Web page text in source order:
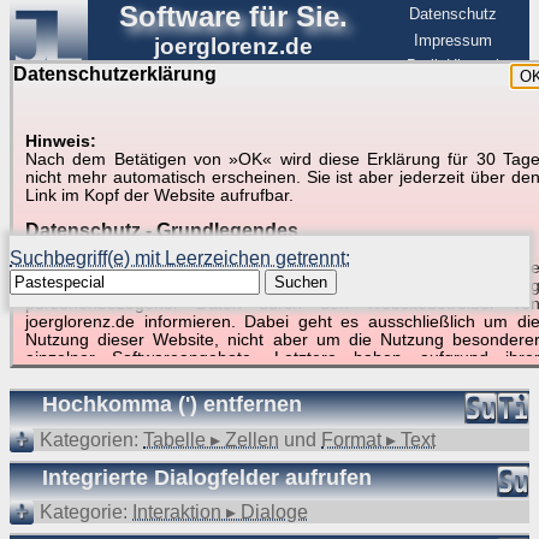
Datenschutzerklärung
Hinweis:
Nach dem Betätigen von »OK« wird diese Erklärung für 30 Tage
nicht mehr automatisch erscheinen. Sie ist aber jederzeit über den
Link im Kopf der Website aufrufbar.
Datenschutz - Grundlegendes
Diese Datenschutzerklärung soll die Nutzer dieser Website über die
Art, den Umfang und den Zweck der Erhebung und Verwendung
personenbezogener Daten durch den Websitebetreiber von
joerglorenz.de informieren. Dabei geht es ausschließlich um die
Nutzung dieser Website, nicht aber um die Nutzung besonderer
einzelner Softwareangebote. Letztere haben aufgrund ihrer
gespeichert werden müssen, die für das Funktionieren erforderlich
sind. Hier ist es wichtig, dass Sie selbst zum Testen dieser
Funktionen möglichst erfundene Daten verwenden. Ansonsten wird
auf die spezifischen Besonderheiten beim jeweiligen Angebot
gesondert hingewiesen.
Generell gilt: Wenn Sie ein Angebot bei den Add-Ins nutzen, bei
dem Daten übertragen werden, werden diese Daten auf dem
Software für Sie.
joerglorenz.de
Datenschutz
Impressum
BerlinHimmel
Suche in Beispielen und Tipps zu Excel und
VBA
Suchbegriff(e) mit Leerzeichen getrennt:
Suchen
Suchergebnisse (5 Treffer, 1 Begriff)
Hochkomma (') entfernen
Kategorien: Tabelle ▸ Zellen und Format ▸ Text
Integrierte Dialogfelder aufrufen
Kategorie: Interaktion ▸ Dialoge